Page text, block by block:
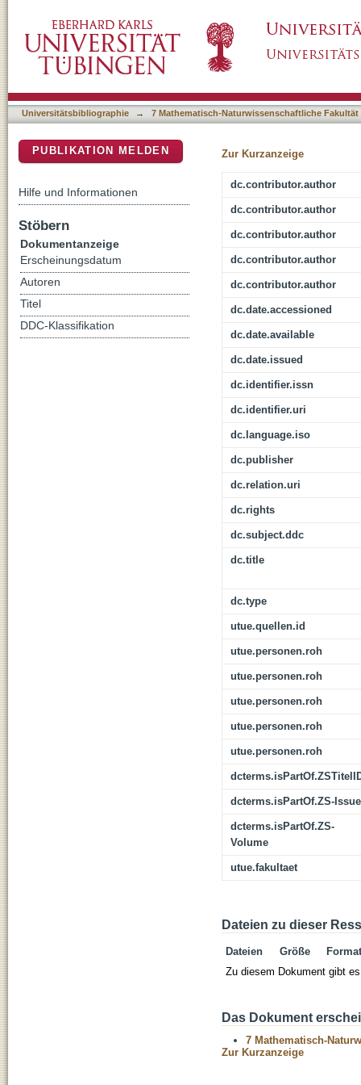
Universitätsbibliographie → 7 Mathematisch-Naturwissenschaftliche Fakultät
Zur Kurzanzeige
dc.contributor.author
dc.contributor.author
dc.contributor.author
dc.contributor.author
dc.contributor.author
dc.date.accessioned
dc.date.available
dc.date.issued
dc.identifier.issn
dc.identifier.uri
dc.language.iso
dc.publisher
dc.relation.uri
dc.rights
dc.subject.ddc
dc.title
dc.type
utue.quellen.id
utue.personen.roh
utue.personen.roh
utue.personen.roh
utue.personen.roh
utue.personen.roh
dcterms.isPartOf.ZS-Issue
dcterms.isPartOf.ZS-
Volume
utue.fakultaet
Dateien zu dieser
Dateien Größe
Format
Zu diesem Dokument gibt
Das Dokument
7 Mathematisch-
Zur Kurzanzeige
PUBLIKATION MELDEN
Hilfe und Informationen
Stöbern
Dokumentanzeige
Erscheinungsdatum
Autoren
Titel
DDC-Klassifikation